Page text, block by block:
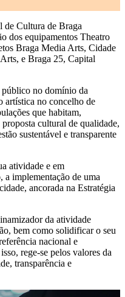
de Cultura de Braga
dos equipamentos Theatro
Braga Media Arts, Cidade
e Braga 25, Capital
público no domínio da
artística no concelho de
que habitam,
cultural de qualidade,
sustentável e transparente
atividade e em
implementação de uma
ancorada na Estratégia
da atividade
bem como solidificar o seu
nacional e
rege-se pelos valores da
transparência e